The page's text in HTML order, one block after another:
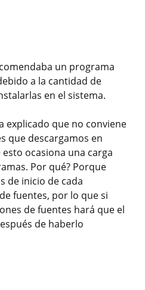
un programa
a la cantidad de
en el sistema.
explicado que no conviene
que descargamos en
ocasiona una carga
Por qué? Porque
de inicio de cada
fuentes, por lo que si
de fuentes hará que el
de haberlo